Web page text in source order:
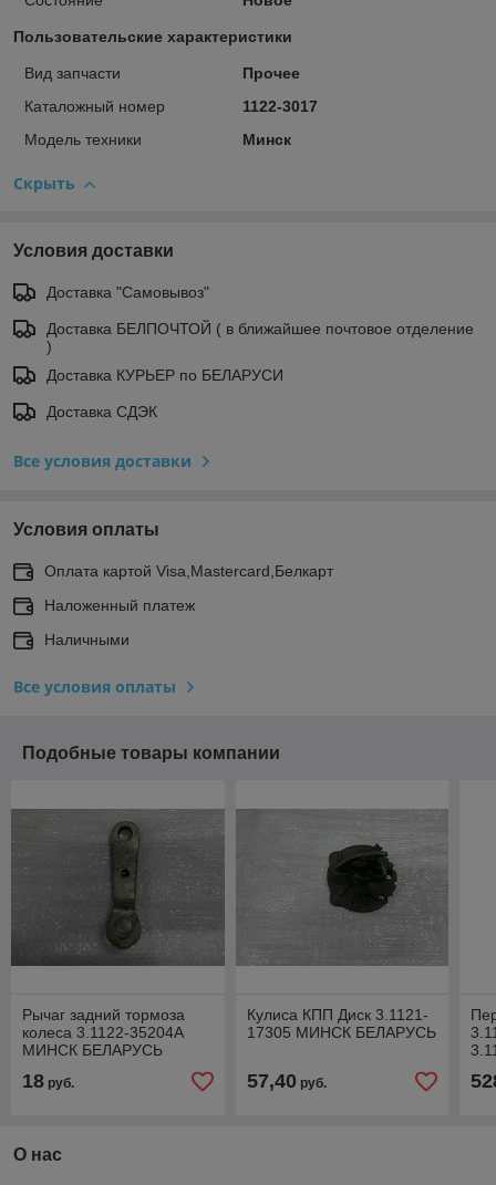
Пользовательские характеристики
Вид запчасти
Прочее
Каталожный номер
1122-3017
Модель техники
Минск
Скрыть
Условия доставки
Доставка "Самовывоз"
Доставка БЕЛПОЧТОЙ ( в ближайшее почтовое отделение
)
Доставка КУРЬЕР по БЕЛАРУСИ
Доставка СДЭК
Все условия доставки
Условия оплаты
Оплата картой Visa,Mastercard,Белкарт
Наложенный платеж
Наличными
Все условия оплаты
Подобные товары компании
Рычаг задний тормоза
колеса 3.1122-35204А
МИНСК БЕЛАРУСЬ
18 руб.
Кулиса КПП Диск 3.1121-
17305 МИНСК БЕЛАРУСЬ
57,40руб.
О нас